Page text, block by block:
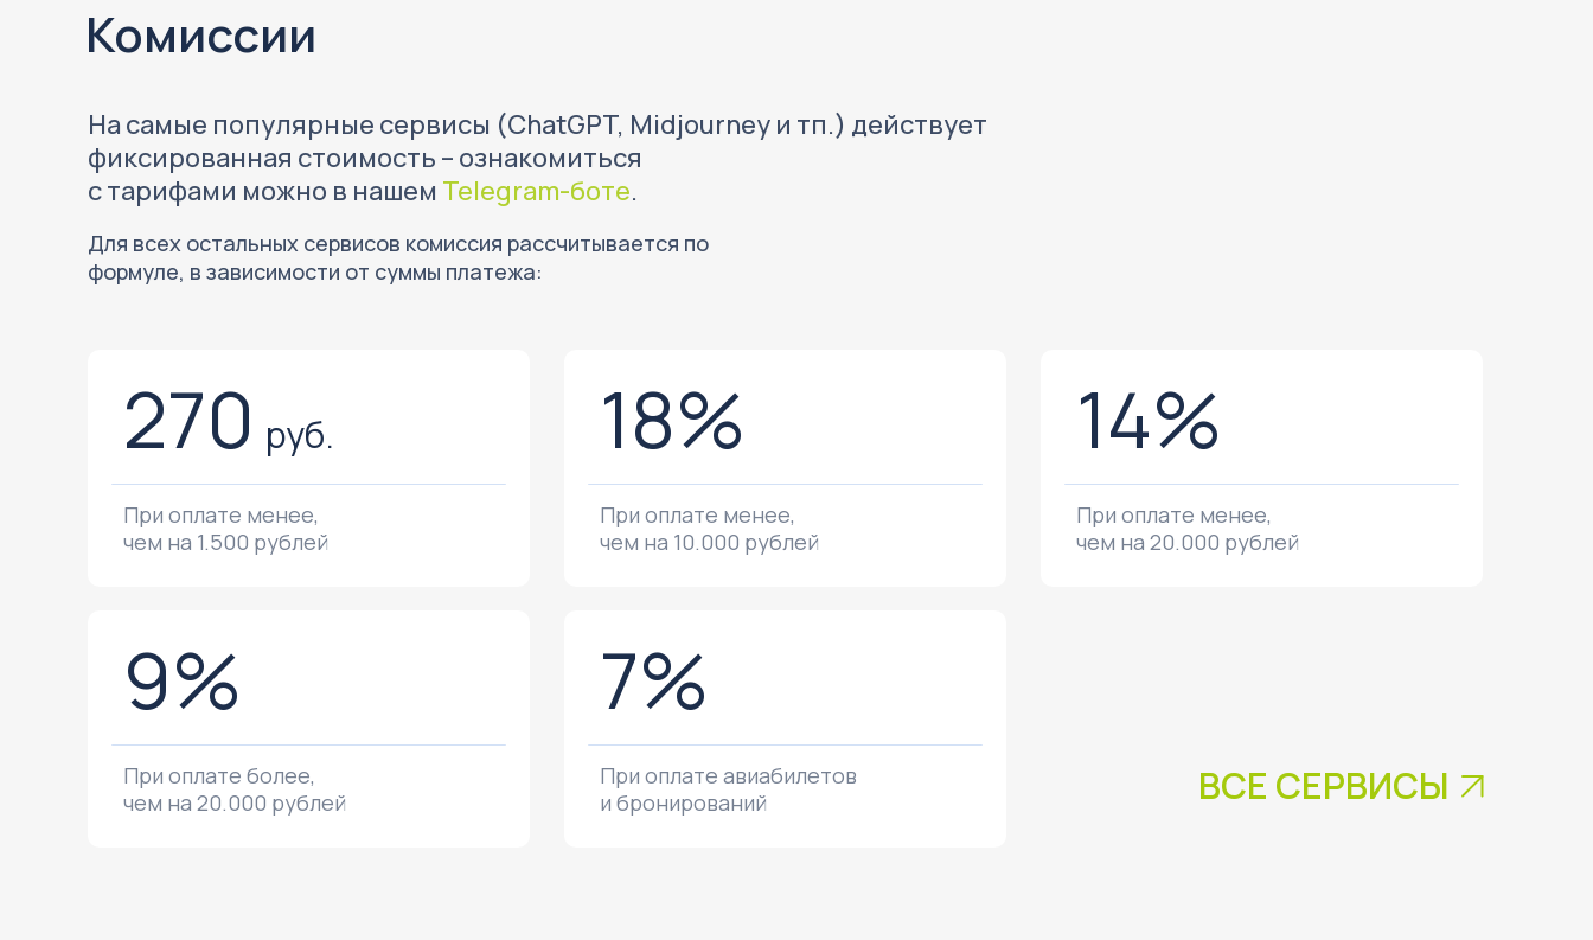
Комиссии
270 руб.
При оплате менее,
чем на 1.500 рублей
18%
При оплате менее,
чем на 10.000 рублей
14%
При оплате менее,
чем на 20.000 рублей
7%
При оплате авиабилетов
и бронирований
9%
При оплате более,
чем на 20.000 рублей
На самые популярные сервисы (ChatGPT, Midjourney и тп.) действует
фиксированная стоимость – ознакомиться
с тарифами можно в нашем Telegram-боте.
Для всех остальных сервисов комиссия рассчитывается по
формуле, в зависимости от суммы платежа:
ВСЕ СЕРВИСЫ